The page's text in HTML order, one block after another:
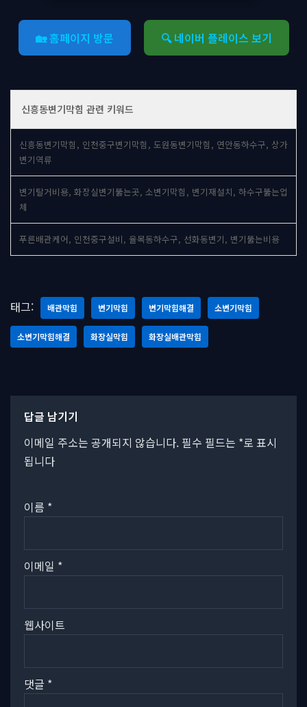
🏡 홈페이지 방문 🔍 네이버 플레이스 보기
신흥동변기막힘 관련 키워드
신흥동변기막힘, 인천중구변기막힘, 도원동변기막힘, 연안동하수구, 상가
변기역류
변기탈거비용, 화장실변기뚫는곳, 소변기막힘, 변기재설치, 하수구뚫는업
체
푸른배관케어, 인천중구설비, 율목동하수구, 선화동변기, 변기뚫는비용
태그: 배관막힘 변기막힘 변기막힘해결 소변기막힘
소변기막힘해결 화장실막힘 화장실배관막힘
답글 남기기
이메일 주소는 공개되지 않습니다. 필수 필드는 *로 표시
됩니다
이름 *
이메일 *
웹사이트
댓글 *